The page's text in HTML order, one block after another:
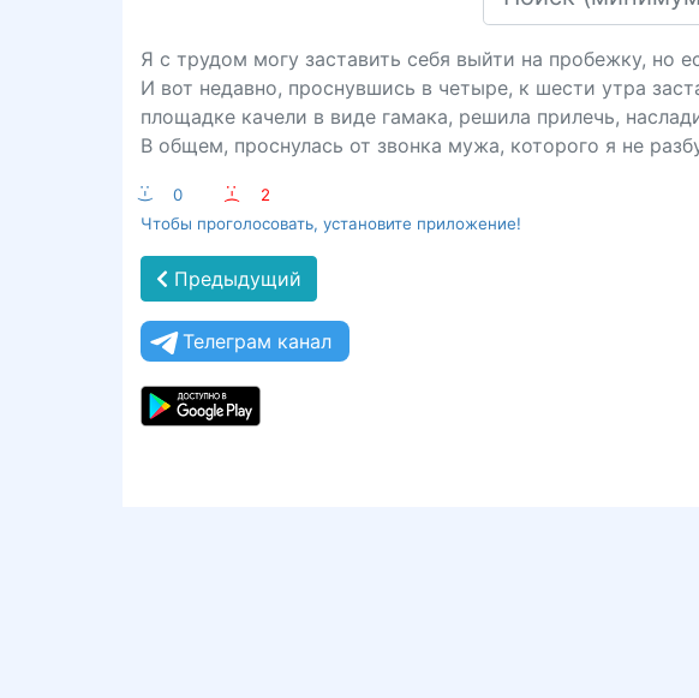
Я с трудом могу заставить себя выйти на пробежку, но
И вот недавно, проснувшись в четыре, к шести утра
площадке качели в виде гамака, решила прилечь,
В общем, проснулась от звонка мужа, которого я не
:-) 0 :-(
2
Чтобы проголосовать, установите приложение!
Предыдущий
Телеграм канал